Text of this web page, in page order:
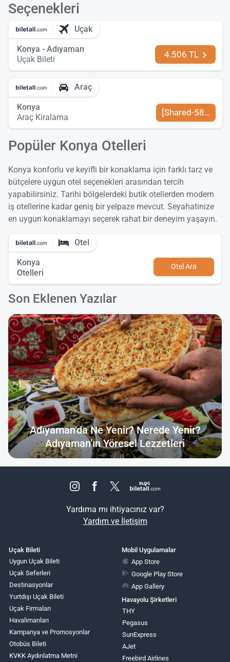
Seçenekleri
Uçak
Konya - Adıyaman
Uçak Bileti
4.506 TL
Araç
Konya
Araç Kiralama
[Shared-589-tr-
Popüler Konya Otelleri
Konya konforlu ve keyifli bir konaklama için farklı tarz ve
bütçelere uygun otel seçenekleri arasından tercih
yapabilirsiniz. Tarihi bölgelerdeki butik otellerden modern
iş otellerine kadar geniş bir yelpaze mevcut. Seyahatinize
en uygun konaklamayı seçerek rahat bir deneyim yaşayın.
Otel
Konya
Otelleri
Otel Ara
Son Eklenen Yazılar
Adıyaman’da Ne Yenir? Nerede Yenir?
Adıyaman’ın Yöresel Lezzetleri
Yardıma mı ihtiyacınız var?
Yardım ve İletişim
Uçak Bileti
Uygun Uçak Bileti
Uçak Seferleri
Destinasyonlar
Yurtdışı Uçak Bileti
Uçak Firmaları
Havalimanları
Kampanya ve Promosyonlar
Otobüs Bileti
KVKK Aydınlatma Metni
Mobil Uygulamalar
App Store
Google Play Store
App Gallery
Havayolu Şirketleri
THY
Pegasus
SunExpress
AJet
Freebird Airlines